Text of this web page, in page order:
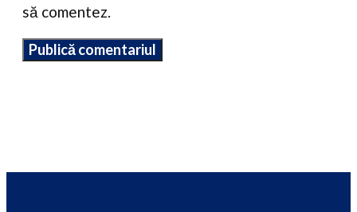
să comentez.